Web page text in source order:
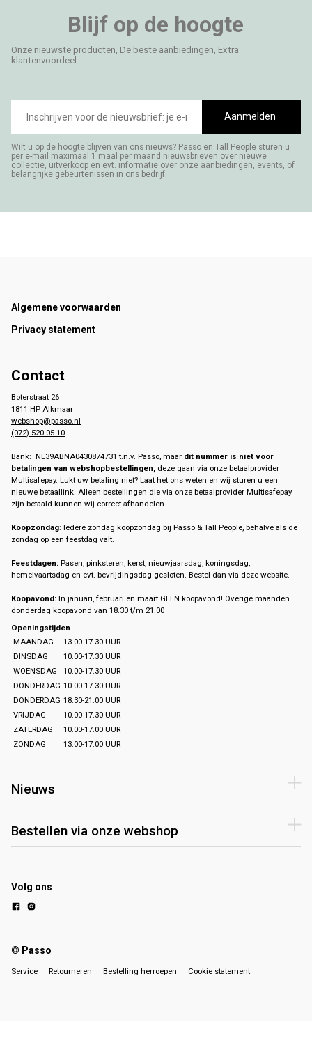
Blijf op de hoogte
Onze nieuwste producten, De beste aanbiedingen, Extra
klantenvoordeel
mailadres
Aanmelden
Wilt u op de hoogte blijven van ons nieuws? Passo en Tall People sturen u
per e-mail maximaal 1 maal per maand nieuwsbrieven over nieuwe
collectie, uitverkoop en evt. informatie over onze aanbiedingen, events, of
belangrijke gebeurtenissen in ons bedrijf.
Footer
Algemene voorwaarden
Privacy statement
Contact
Boterstraat 26
1811 HP Alkmaar
webshop@passo.nl
(072) 520 05 10
Bank: NL39ABNA0430874731 t.n.v. Passo, maar dit nummer is niet voor
betalingen van webshopbestellingen, deze gaan via onze betaalprovider
Multisafepay. Lukt uw betaling niet? Laat het ons weten en wij sturen u een
nieuwe betaallink. Alleen bestellingen die via onze betaalprovider Multisafepay
zijn betaald kunnen wij correct afhandelen.
Koopzondag: Iedere zondag koopzondag bij Passo & Tall People, behalve als de
zondag op een feestdag valt.
Feestdagen: Pasen, pinksteren, kerst, nieuwjaarsdag, koningsdag,
hemelvaartsdag en evt. bevrijdingsdag gesloten. Bestel dan via deze website.
Koopavond: In januari, februari en maart GEEN koopavond! Overige maanden
donderdag koopavond van 18.30 t/m 21.00
Openingstijden
MAANDAG
13.00-17.30 UUR
DINSDAG
10.00-17.30 UUR
WOENSDAG
10.00-17.30 UUR
DONDERDAG 10.00-17.30 UUR
DONDERDAG 18.30-21.00 UUR
VRIJDAG
10.00-17.30 UUR
ZATERDAG
10.00-17.00 UUR
ZONDAG
13.00-17.00 UUR
Nieuws
Bestellen via onze webshop
Volg ons
© Passo
Service Retourneren Bestelling herroepen Cookie statement